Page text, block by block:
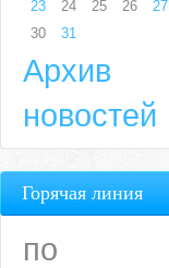
23
24 25 26 27
30
31
Архив
новостей
Горячая линия
по